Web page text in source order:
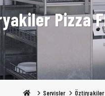
Pizza
Servisler Öztiryakiler